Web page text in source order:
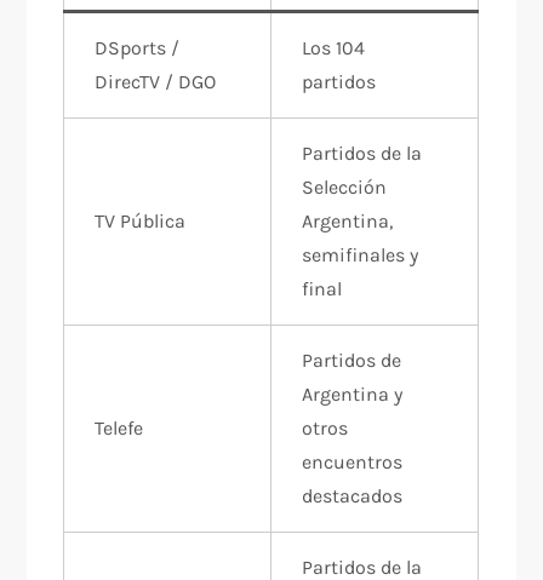
DSports /
DirecTV / DGO
Los 104
partidos
TV Pública
Partidos de la
Selección
Argentina,
semifinales y
final
Telefe
Partidos de
Argentina y
otros
encuentros
destacados
Partidos de la